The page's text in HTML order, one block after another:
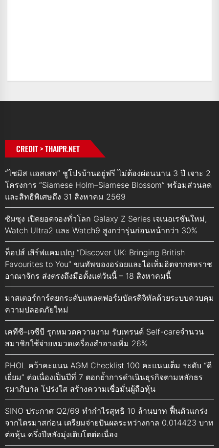
CREDIT > THAIPR.NET
“ไซมิส แอสเสท” ชูโปรบ้านอยู่ฟรี ไม่ต้องผ่อนนาน 3 ปี เจาะ 2
โครงการ “Siamese Holm–Siamese Blossom” พร้อมส่วนลด
และสิทธิพิเศษถึง 31 สิงหาคม 2569
ซัมซุง เปิดยอดจองทั่วโลก Galaxy Z Series เจเนอเรชันใหม่,
Watch Ultra2 และ Watch9 สูงกว่ารุ่นก่อนหน้ากว่า 30%
ท็อปส์ เสิร์ฟแคมเปญ “Discover UK: Bringing British
Favourites to You” ขนทัพของอร่อยและไอเท็มฮิตจากสหราช
อาณาจักร ส่งตรงถึงมือตั้งแต่วันนี้ – 18 สิงหาคมนี้
มาสเตอร์การ์ดยกระดับแพลตฟอร์มบัตรดิจิทัลด้วยระบบควบคุม
ความปลอดภัยใหม่
เคทีซี–เจซีบี รุกหมวดความงาม รับเทรนด์ Self-careจำนวน
สมาชิกใช้จ่ายหมวดเครื่องสำอางเพิ่ม 26%
PHOL คว้าคะแนน AGM Checklist 100 คะแนนเต็ม ระดับ “ดี
เยี่ยม” ต่อเนื่องเป็นปีที่ 7 ตอกย้ำการดำเนินธุรกิจตามหลักธร
รมาภิบาล โปร่งใส สร้างความเชื่อมั่นผู้ถือหุ้น
SINO ประกาศ Q2/69 ทำกำไรสุทธิ 10 ล้านบาท ฟื้นตัวแกร่ง
จากไตรมาสก่อน เตรียมจ่ายปันผลระหว่างกาล 0.014423 บาท
ต่อหุ้น ครึ่งปีหลังมุ่งเติบโตต่อเนื่อง